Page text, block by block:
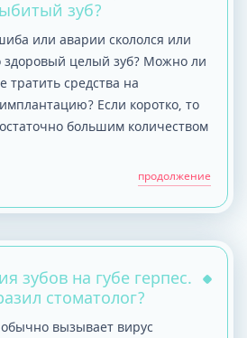
зуб?
или аварии скололся или
целый зуб? Можно ли
тратить средства на
Если коротко, то
большим количеством
продолжение
зубов на губе герпес.
стоматолог?
обычно вызывает вирус